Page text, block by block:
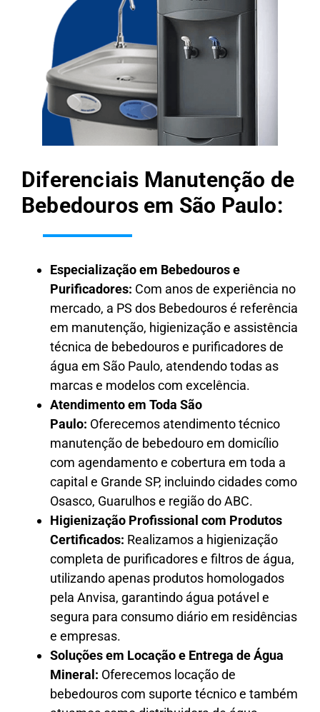
Diferenciais Manutenção de
Bebedouros em São Paulo:
Especialização em Bebedouros e
Purificadores: Com anos de experiência no
mercado, a PS dos Bebedouros é referência
em manutenção, higienização e assistência
técnica de bebedouros e purificadores de
água em São Paulo, atendendo todas as
marcas e modelos com excelência.
Atendimento em Toda São
Paulo: Oferecemos atendimento técnico
manutenção de bebedouro em domicílio
com agendamento e cobertura em toda a
capital e Grande SP, incluindo cidades como
Osasco, Guarulhos e região do ABC.
Higienização Profissional com Produtos
Certificados: Realizamos a higienização
completa de purificadores e filtros de água,
utilizando apenas produtos homologados
pela Anvisa, garantindo água potável e
segura para consumo diário em residências
e empresas.
Soluções em Locação e Entrega de Água
Mineral: Oferecemos locação de
bebedouros com suporte técnico e também